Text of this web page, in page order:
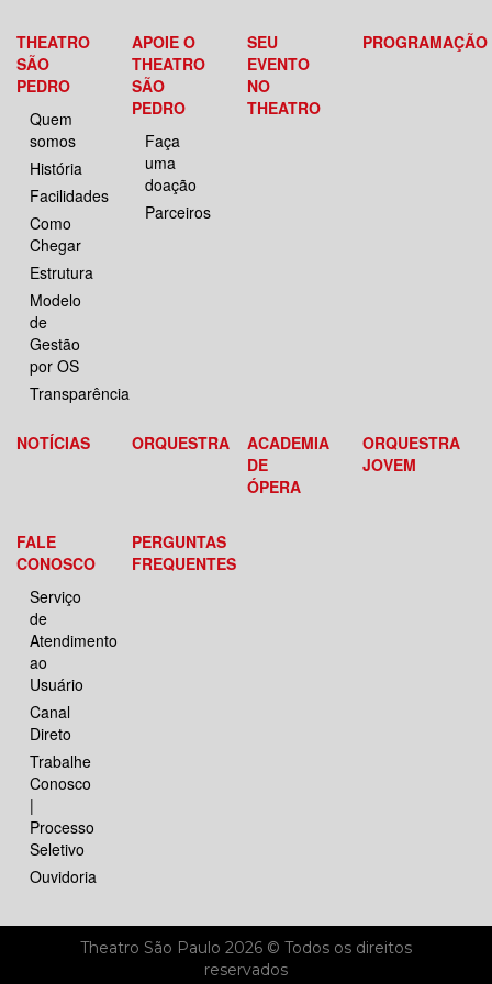
THEATRO
SÃO
PEDRO
Quem
somos
História
Facilidades
Como
Chegar
Estrutura
Modelo
de
Gestão
por OS
Transparência
APOIE O
THEATRO
SÃO
PEDRO
Faça
uma
doação
Parceiros
SEU
EVENTO
NO
THEATRO
PROGRAMAÇÃO
NOTÍCIAS ORQUESTRA
ACADEMIA
DE
ÓPERA
ORQUESTRA
JOVEM
FALE
CONOSCO
Serviço
de
Atendimento
ao
Usuário
Canal
Direto
Trabalhe
Conosco
|
Processo
Seletivo
Ouvidoria
PERGUNTAS
FREQUENTES
Theatro São Paulo 2026 © Todos os direitos
reservados